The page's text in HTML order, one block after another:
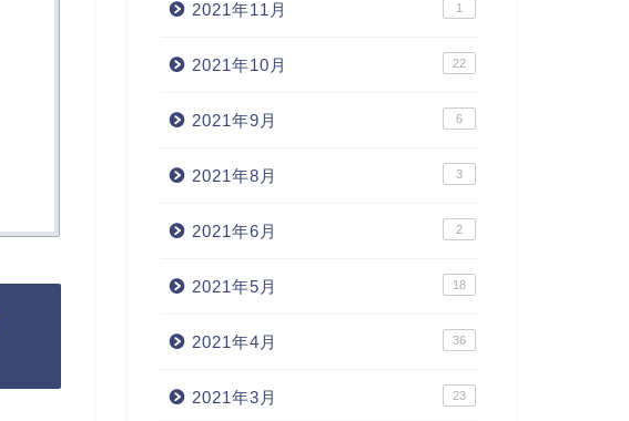
2021年11月 1
2021年10月 22
2021年9月 6
2021年8月 3
2021年6月 2
2021年5月 18
2021年4月 36
2021年3月 23